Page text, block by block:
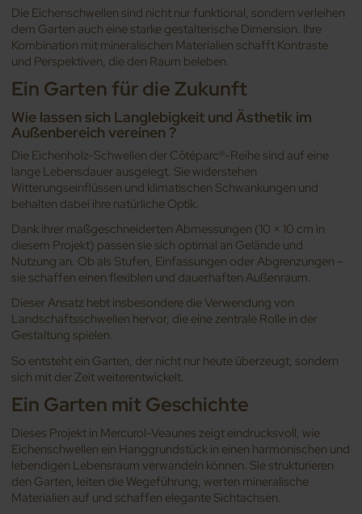
Die Eichenschwellen sind nicht nur funktional, sondern verleihen
dem Garten auch eine starke gestalterische Dimension. Ihre
Kombination mit mineralischen Materialien schafft Kontraste
und Perspektiven, die den Raum beleben.
Ein Garten für die Zukunft
Wie lassen sich Langlebigkeit und Ästhetik im
Außenbereich vereinen ?
Die Eichenholz-Schwellen der Côtéparc®-Reihe sind auf eine
lange Lebensdauer ausgelegt. Sie widerstehen
Witterungseinflüssen und klimatischen Schwankungen und
behalten dabei ihre natürliche Optik.
Dank ihrer maßgeschneiderten Abmessungen (10 × 10 cm in
diesem Projekt) passen sie sich optimal an Gelände und
Nutzung an. Ob als Stufen, Einfassungen oder Abgrenzungen –
sie schaffen einen flexiblen und dauerhaften Außenraum.
Dieser Ansatz hebt insbesondere die Verwendung von
Landschaftsschwellen hervor, die eine zentrale Rolle in der
Gestaltung spielen.
So entsteht ein Garten, der nicht nur heute überzeugt, sondern
sich mit der Zeit weiterentwickelt.
Ein Garten mit Geschichte
Dieses Projekt in Mercurol-Veaunes zeigt eindrucksvoll, wie
Eichenschwellen ein Hanggrundstück in einen harmonischen und
lebendigen Lebensraum verwandeln können. Sie strukturieren
den Garten, leiten die Wegeführung, werten mineralische
Materialien auf und schaffen elegante Sichtachsen.